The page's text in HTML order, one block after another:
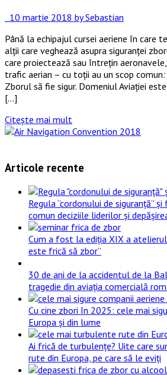
10 martie 2018 by Sebastian
Până la echipajul cursei aeriene în care
alții care veghează asupra siguranței
care proiectează sau întrețin
trafic aerian – cu toții au un scop
Zborul să fie sigur. Domeniul Aviației
[…]
Citește mai mult
Articole recente
Regula “cordonului de siguranță”
comun deciziile liderilor și
Cum a fost la ediția XIX a
este frică să zbor”
30 de ani de la accidentul de la
tragedie din aviația comercială
Cu cine zbori în 2025: cele mai
Europa și din lume
Ai frică de turbulențe? Uite care
rute din Europa, pe care să le eviți